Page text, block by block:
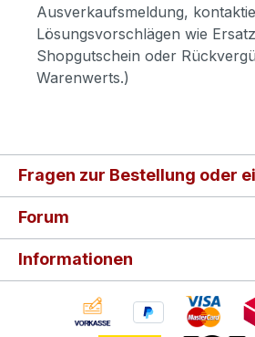
Ausverkaufsmeldung,
Lösungsvorschlägen wie
Shopgutschein oder
Warenwerts.)
Fragen zur Bestellung oder
Forum
Informationen